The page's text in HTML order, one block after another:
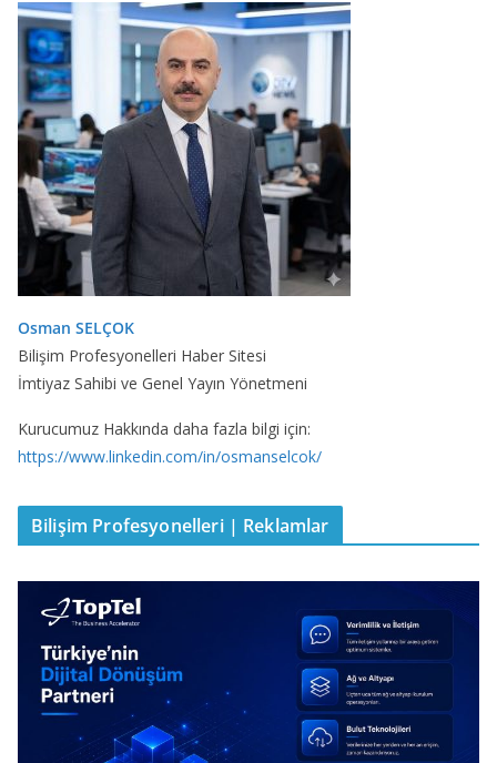
Osman SELÇOK
Bilişim Profesyonelleri Haber Sitesi
İmtiyaz Sahibi ve Genel Yayın Yönetmeni
Kurucumuz Hakkında daha fazla bilgi için:
https://www.linkedin.com/in/osmanselcok/
Bilişim Profesyonelleri | Reklamlar